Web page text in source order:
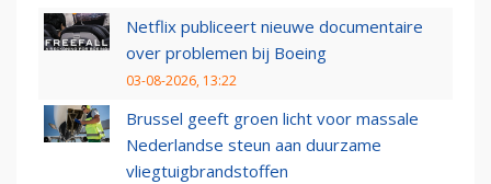
Netflix publiceert nieuwe documentaire
over problemen bij Boeing
03-08-2026, 13:22
Brussel geeft groen licht voor massale
Nederlandse steun aan duurzame
vliegtuigbrandstoffen